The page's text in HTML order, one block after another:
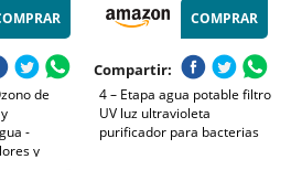
de
-
y
COMPRAR
Compartir:
4 – Etapa agua potable filtro
UV luz ultravioleta
purificador para bacterias